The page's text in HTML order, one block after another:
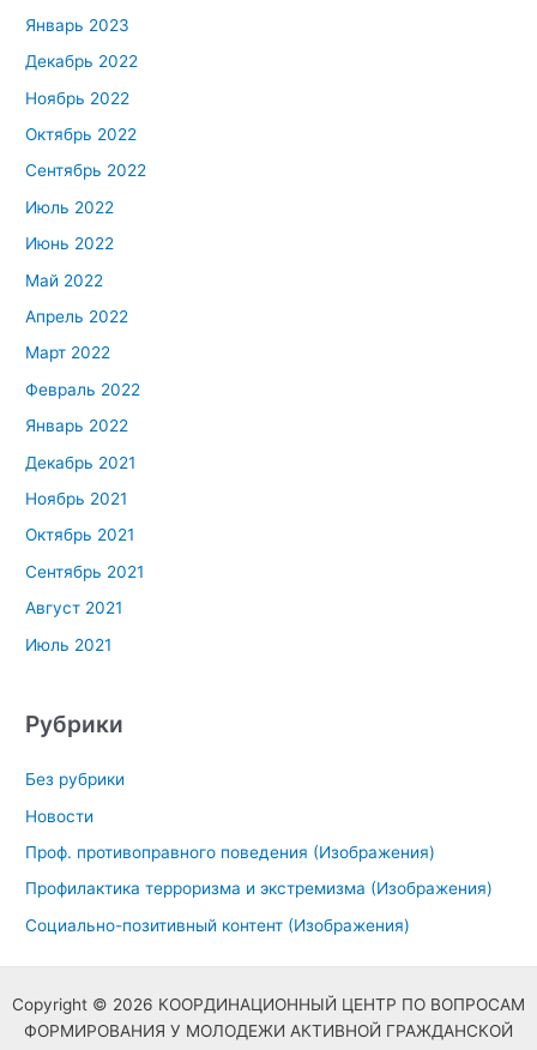
Январь 2023
Декабрь 2022
Ноябрь 2022
Октябрь 2022
Сентябрь 2022
Июль 2022
Июнь 2022
Май 2022
Апрель 2022
Март 2022
Февраль 2022
Январь 2022
Декабрь 2021
Ноябрь 2021
Октябрь 2021
Сентябрь 2021
Август 2021
Июль 2021
Рубрики
Без рубрики
Новости
Проф. противоправного поведения (Изображения)
Профилактика терроризма и экстремизма (Изображения)
Социально-позитивный контент (Изображения)
Copyright © 2026 КООРДИНАЦИОННЫЙ ЦЕНТР ПО ВОПРОСАМ
ФОРМИРОВАНИЯ У МОЛОДЕЖИ АКТИВНОЙ ГРАЖДАНСКОЙ